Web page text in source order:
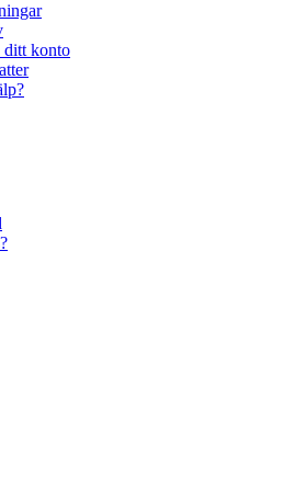
ditt konto